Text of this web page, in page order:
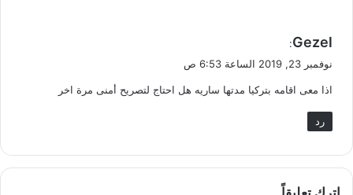
ي
ل
Gezel
:
نوفمبر 23, 2019 الساعة 6:53 ص
اذا معى اقامه بتركيا مدتها ساريه هل احتاج لتصريح أمنى مرة اخر
رد